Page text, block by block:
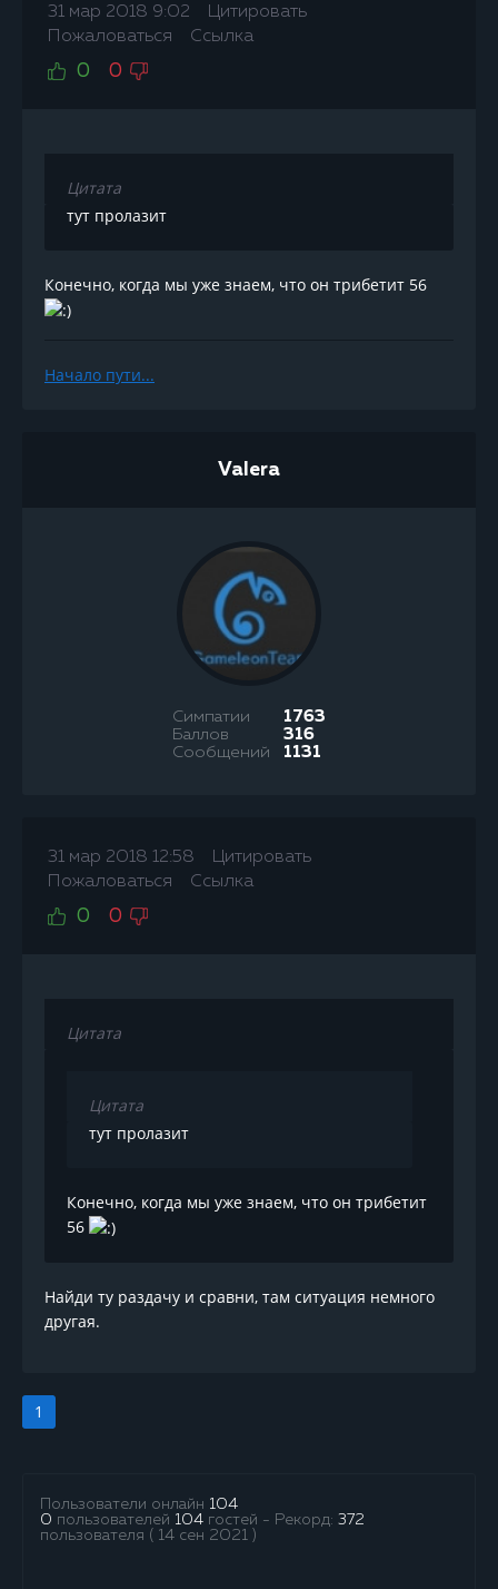
31 мар 2018 9:02
Цитировать
Пожаловаться
Ссылка
0 0
Цитата
тут пролазит
Конечно, когда мы уже знаем, что он трибетит 56
Начало пути...
Valera
Симпатии 1763
Баллов 316
Сообщений 1131
31 мар 2018 12:58
Цитировать
Пожаловаться
Ссылка
0 0
Цитата
Цитата
тут пролазит
Конечно, когда мы уже знаем, что он трибетит
56
Найди ту раздачу и сравни, там ситуация немного
другая.
1
Пользователи онлайн 104
0 пользователей 104 гостей - Рекорд: 372
пользователя ( 14 сен 2021 )